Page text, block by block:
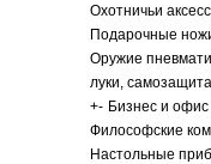
Охотничьи
Подарочные
Оружие
луки, самозащита
+- Бизнес и офис
Философские
Настольные